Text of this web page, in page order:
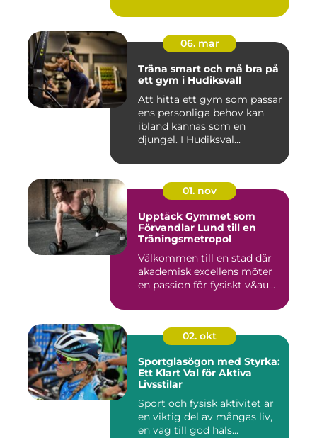
06. mar
Träna smart och må bra på
ett gym i Hudiksvall
Att hitta ett gym som passar
ens personliga behov kan
ibland kännas som en
djungel. I Hudiksval...
01. nov
Upptäck Gymmet som
Förvandlar Lund till en
Träningsmetropol
Välkommen till en stad där
akademisk excellens möter
en passion för fysiskt v&au...
02. okt
Sportglasögon med Styrka:
Ett Klart Val för Aktiva
Livsstilar
Sport och fysisk aktivitet är
en viktig del av mångas liv,
en väg till god häls...